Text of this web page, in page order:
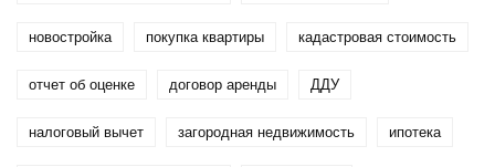
новостройка покупка квартиры кадастровая стоимость
отчет об оценке договор аренды ДДУ
налоговый вычет загородная недвижимость ипотека